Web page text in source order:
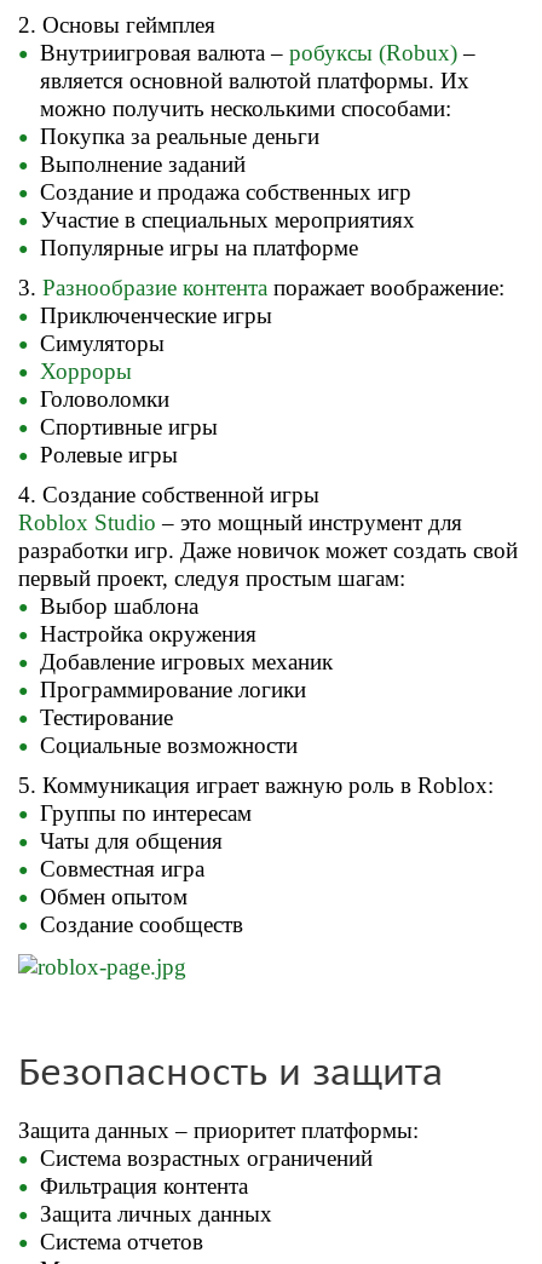
2. Основы геймплея
Внутриигровая валюта – робуксы (Robux)–
является основной валютой платформы. Их
можно получить несколькими способами:
Покупка за реальные деньги
Выполнение заданий
Создание и продажа собственных игр
Участие в специальных мероприятиях
Популярные игры на платформе
3. Разнообразие контента поражает воображение:
Приключенческие игры
Симуляторы
Хорроры
Головоломки
Спортивные игры
Ролевые игры
4. Создание собственной игры
Roblox Studio – это мощный инструмент для
разработки игр. Даже новичок может создать свой
первый проект, следуя простым шагам:
Выбор шаблона
Настройка окружения
Добавление игровых механик
Программирование логики
Тестирование
Социальные возможности
5. Коммуникация играет важную роль в Roblox:
Группы по интересам
Чаты для общения
Совместная игра
Обмен опытом
Создание сообществ
Безопасность и защита
Защита данных – приоритет платформы:
Система возрастных ограничений
Фильтрация контента
Защита личных данных
Система отчетов